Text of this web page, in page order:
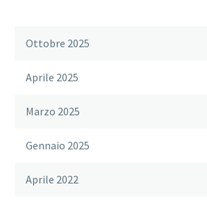
Ottobre 2025
Aprile 2025
Marzo 2025
Gennaio 2025
Aprile 2022